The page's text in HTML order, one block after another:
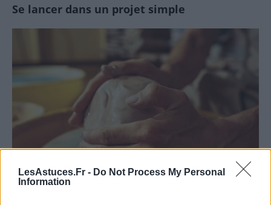
LesAstuces.Fr - Do Not Process My Personal
Information
Se lancer dans un projet simple